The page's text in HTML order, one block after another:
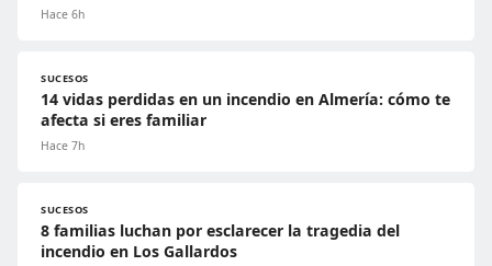
Hace 6h
SUCESOS
14 vidas perdidas en un incendio en Almería: cómo te
afecta si eres familiar
Hace 7h
SUCESOS
8 familias luchan por esclarecer la tragedia del
incendio en Los Gallardos